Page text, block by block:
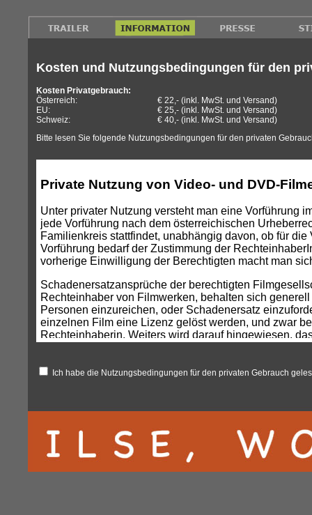
Kosten und Nutzungsbedingungen für den
Kosten Privatgebrauch:
Österreich:
€ 22,- (inkl. MwSt. und Versand)
EU:
€ 25,- (inkl. MwSt. und Versand)
Schweiz:
€ 40,- (inkl. MwSt. und Versand)
Bitte lesen Sie folgende Nutzungsbedingungen für den privaten
Private Nutzung von Video- und DVD-
Unter privater Nutzung versteht man eine Vorführung
jede Vorführung nach dem österreichischen
Familienkreis stattfindet, unabhängig davon, ob für
Vorführung bedarf der Zustimmung der
vorherige Einwilligung der Berechtigten macht man
Schadenersatzansprüche der berechtigten
Rechteinhaber von Filmwerken, behalten sich
Personen einzureichen, oder Schadenersatz
einzelnen Film eine Lizenz gelöst werden, und zwar
Rechteinhaberin. Weiters wird darauf hingewiesen,
Urheberrechtsgesetzes frei verfügen. Die
Es liegt im Belieben der Berechtigten, ob sie eine
wollen. Dies gilt auch für jede öffentliche Vorführung.
Ich habe die Nutzungsbedingungen für den privaten Gebrauch